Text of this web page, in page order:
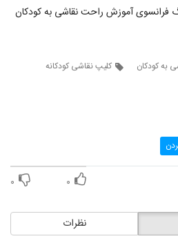
فرانسوی آموزش راحت نقاشی به کودکان
به کودکان
کلیپ نقاشی کودکانه
۰ ۰
نظرات